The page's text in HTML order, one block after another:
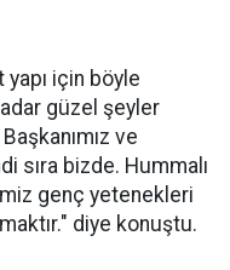
için böyle
güzel şeyler
ve
sıra bizde. Hummalı
genç yetenekleri
diye konuştu.